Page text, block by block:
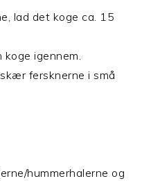
lad det koge ca. 15
igennem.
fersknerne i små
hummerhalerne og